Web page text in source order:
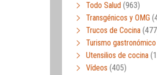
Todo Salud (963)
Transgénicos y OMG
Trucos de Cocina
Turismo gastronómico
Utensilios de cocina
Vídeos (405)